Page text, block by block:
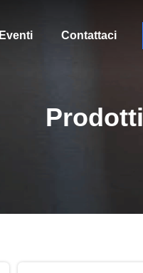
Eventi Contattaci
Prodotti